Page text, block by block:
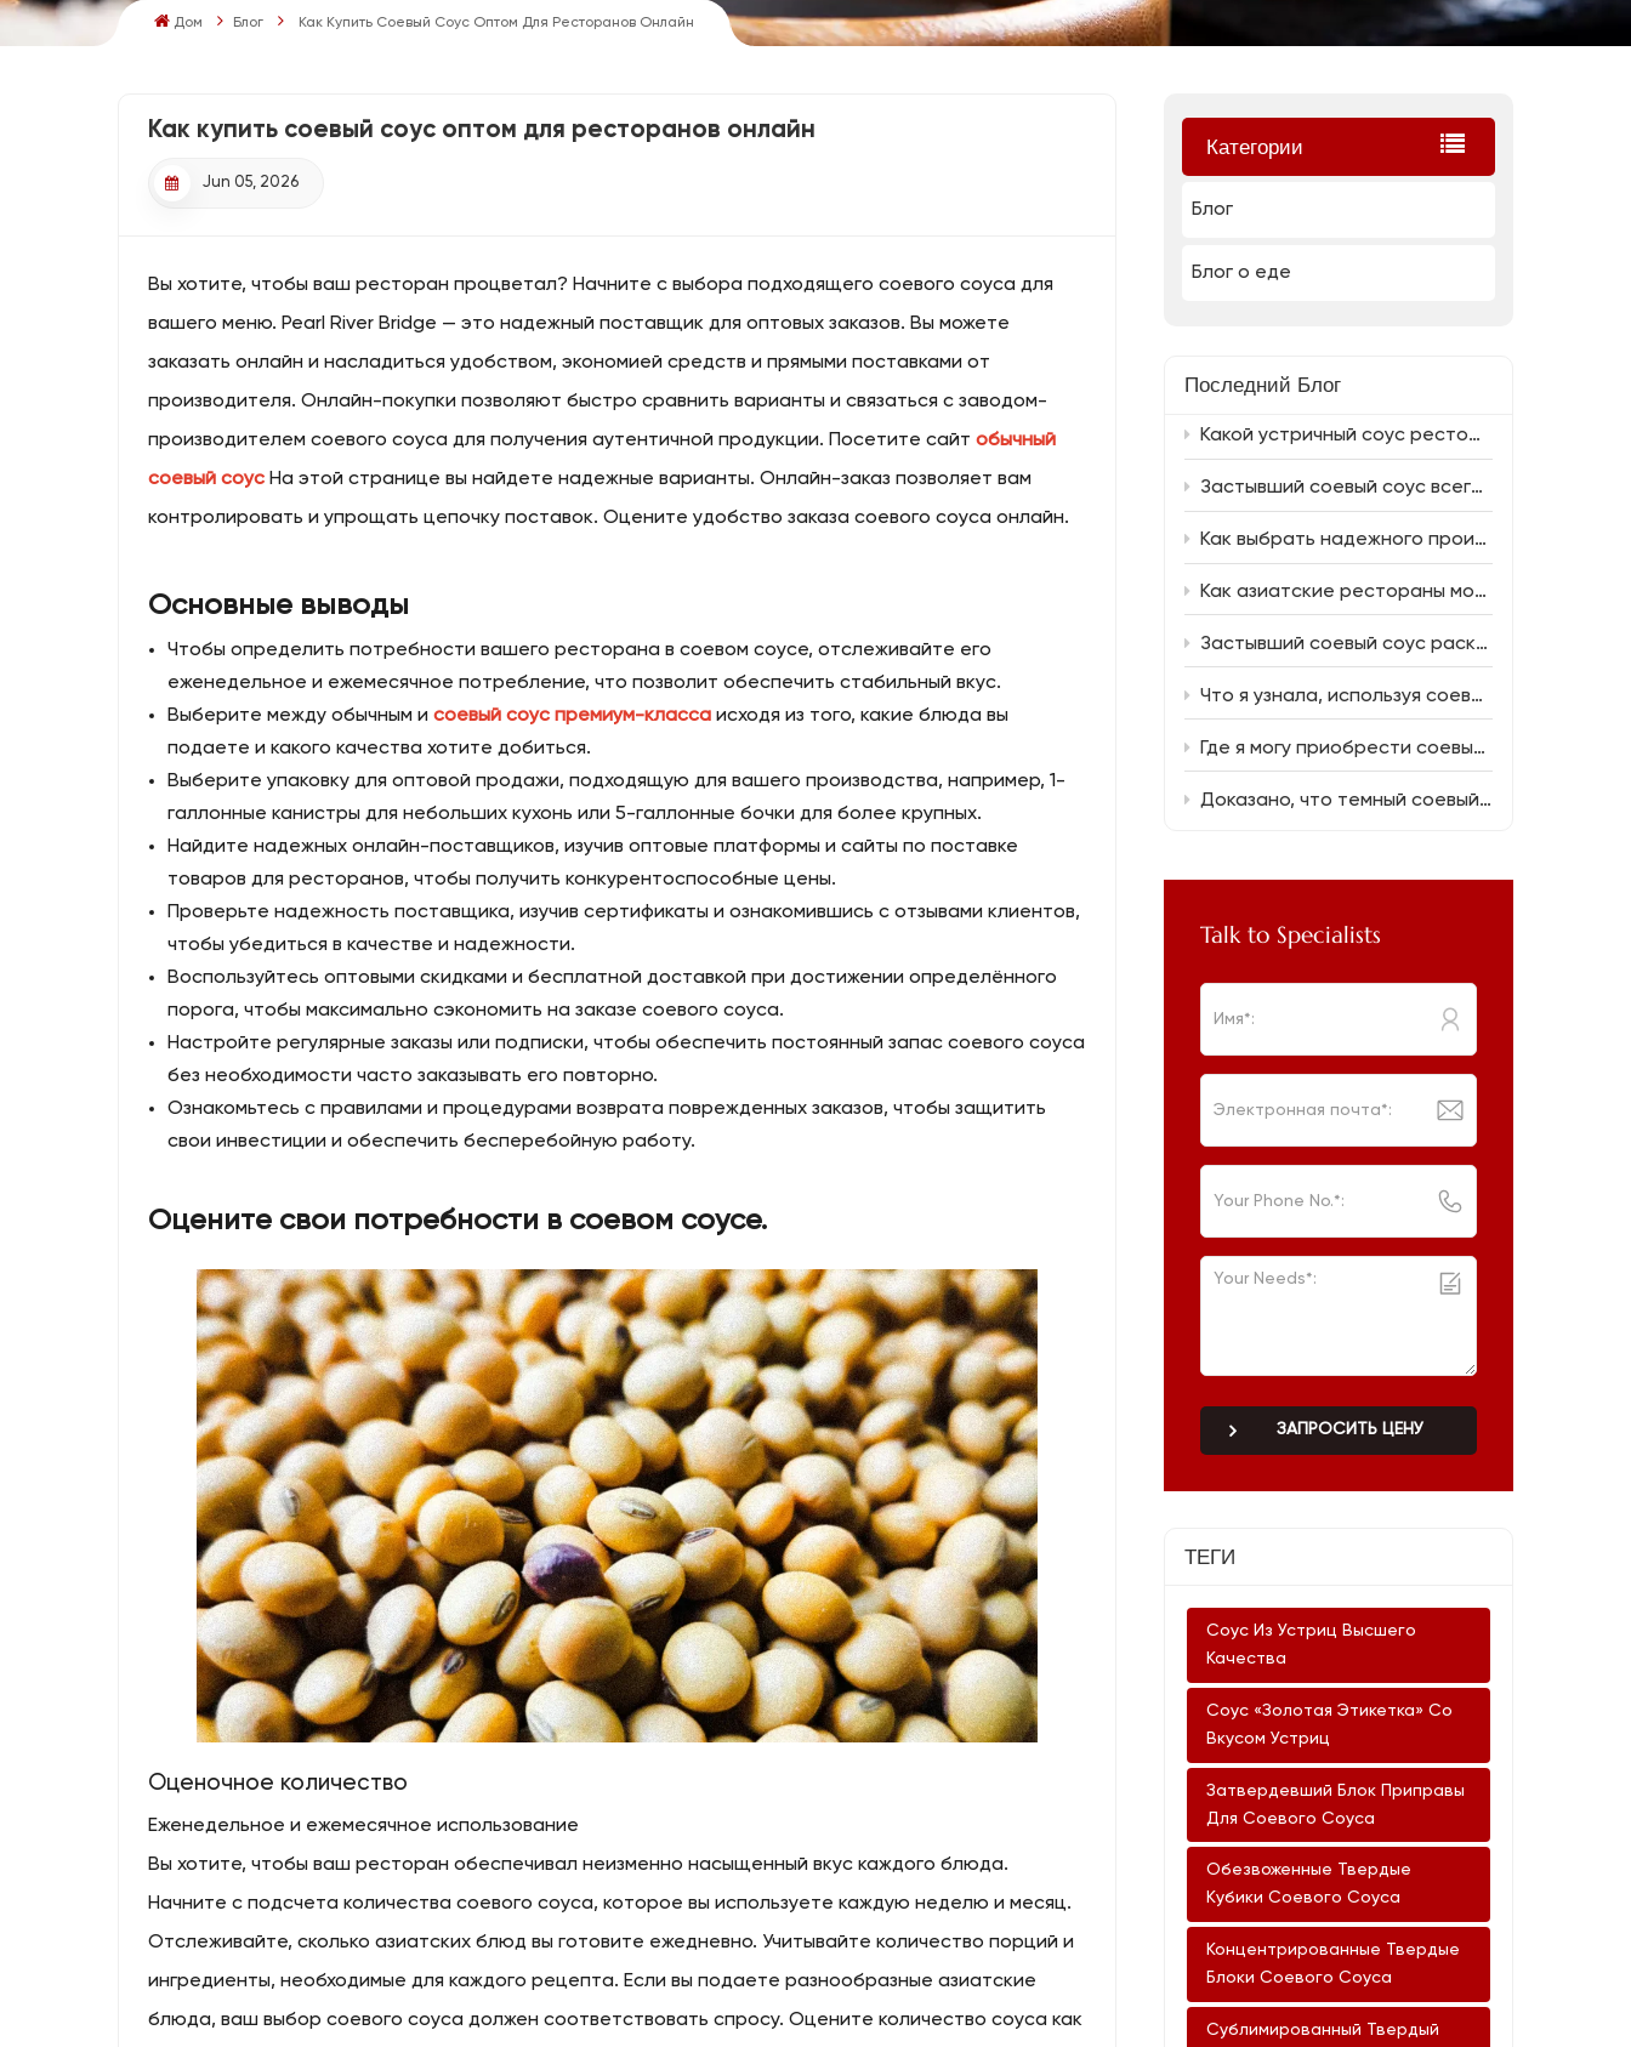
Дом Блог Как Купить Соевый Соус Оптом Для Ресторанов Онлайн
Категории
Блог
Блог о еде
Последний Блог
Какой устричный соус ресторанного качества является лучшим и какой соевый соус к нему хорошо сочетается?
Застывший соевый соус всегда обладает насыщенным вкусом.
Как выбрать надежного производителя соевого соуса
Как азиатские рестораны могут снизить затраты на продукты, не жертвуя вкусом.
Застывший соевый соус раскрывает уникальные вкусовые волшебства.
Что я узнала, используя соевый соус с пониженным содержанием соли (150 мл) в повседневной готовке
Где я могу приобрести соевый соус оптом для нового ресторана?
Доказано, что темный соевый соус исправляет распространенные кулинарные ошибки.
Talk to Specialists
ЗАПРОСИТЬ ЦЕНУ
ТЕГИ
Соус Из Устриц Высшего
Качества
Соус «Золотая Этикетка» Со
Вкусом Устриц
Затвердевший Блок Приправы
Для Соевого Соуса
Обезвоженные Твердые
Кубики Соевого Соуса
Концентрированные Твердые
Блоки Соевого Соуса
Сублимированный Твердый
Как купить соевый соус оптом для ресторанов онлайн
Jun 05, 2026
Вы хотите, чтобы ваш ресторан процветал? Начните с выбора подходящего соевого соуса для
вашего меню. Pearl River Bridge — это надежный поставщик для оптовых заказов. Вы можете
заказать онлайн и насладиться удобством, экономией средств и прямыми поставками от
производителя. Онлайн-покупки позволяют быстро сравнить варианты и связаться с заводом-
производителем соевого соуса для получения аутентичной продукции. Посетите сайт обычный
соевый соусНа этой странице вы найдете надежные варианты. Онлайн-заказ позволяет вам
контролировать и упрощать цепочку поставок. Оцените удобство заказа соевого соуса онлайн.
Основные выводы
Чтобы определить потребности вашего ресторана в соевом соусе, отслеживайте его
еженедельное и ежемесячное потребление, что позволит обеспечить стабильный вкус.
Выберите между обычным и соевый соус премиум-классаисходя из того, какие блюда вы
подаете и какого качества хотите добиться.
Выберите упаковку для оптовой продажи, подходящую для вашего производства, например, 1-
галлонные канистры для небольших кухонь или 5-галлонные бочки для более крупных.
Найдите надежных онлайн-поставщиков, изучив оптовые платформы и сайты по поставке
товаров для ресторанов, чтобы получить конкурентоспособные цены.
Проверьте надежность поставщика, изучив сертификаты и ознакомившись с отзывами клиентов,
чтобы убедиться в качестве и надежности.
Воспользуйтесь оптовыми скидками и бесплатной доставкой при достижении определённого
порога, чтобы максимально сэкономить на заказе соевого соуса.
Настройте регулярные заказы или подписки, чтобы обеспечить постоянный запас соевого соуса
без необходимости часто заказывать его повторно.
Ознакомьтесь с правилами и процедурами возврата поврежденных заказов, чтобы защитить
свои инвестиции и обеспечить бесперебойную работу.
Оцените свои потребности в соевом соусе.
Оценочное количество
Еженедельное и ежемесячное использование
Вы хотите, чтобы ваш ресторан обеспечивал неизменно насыщенный вкус каждого блюда.
Начните с подсчета количества соевого соуса, которое вы используете каждую неделю и месяц.
Отслеживайте, сколько азиатских блюд вы готовите ежедневно. Учитывайте количество порций и
ингредиенты, необходимые для каждого рецепта. Если вы подаете разнообразные азиатские
блюда, ваш выбор соевого соуса должен соответствовать спросу. Оцените количество соуса как